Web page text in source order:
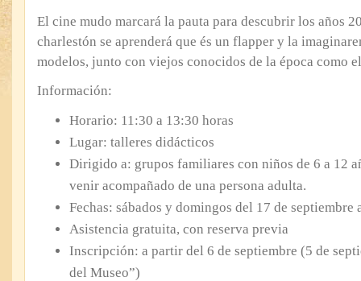
El cine mudo marcará la pauta para descubrir los años
charlestón se aprenderá que és un flapper y la
modelos, junto con viejos conocidos de la época como
Información:
Horario: 11:30 a 13:30 horas
Lugar: talleres didácticos
Dirigido a: grupos familiares con niños de 6 a 12
venir acompañado de una persona adulta.
Fechas: sábados y domingos del 17 de septiembre
Asistencia gratuita, con reserva previa
Inscripción: a partir del 6 de septiembre (5 de
del Museo”)